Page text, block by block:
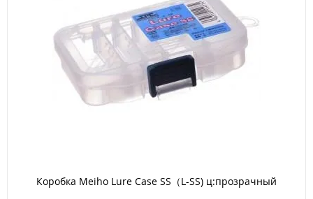
Коробка Meiho Lure Case SS（L-SS) ц:прозрачный